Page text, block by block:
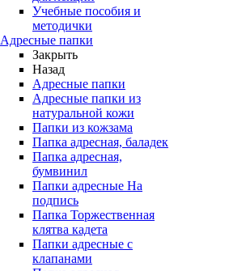
Учебные пособия и
методички
Адресные папки
Закрыть
Назад
Адресные папки
Адресные папки из
натуральной кожи
Папки из кожзама
Папка адресная, баладек
Папка адресная,
бумвинил
Папки адресные На
подпись
Папка Торжественная
клятва кадета
Папки адресные с
клапанами